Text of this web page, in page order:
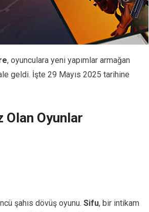
, oyunculara yeni yapımlar armağan
geldi. İşte 29 Mayıs 2025 tarihine
Olan Oyunlar
şahıs dövüş oyunu. Sifu, bir intikam